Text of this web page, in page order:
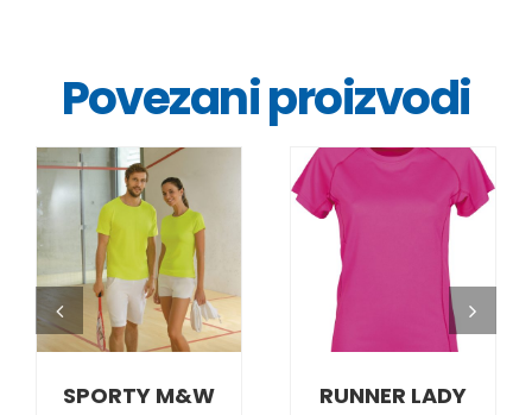
Povezani proizvodi
DETALJI
SPORTY M&W RUNNER LADY